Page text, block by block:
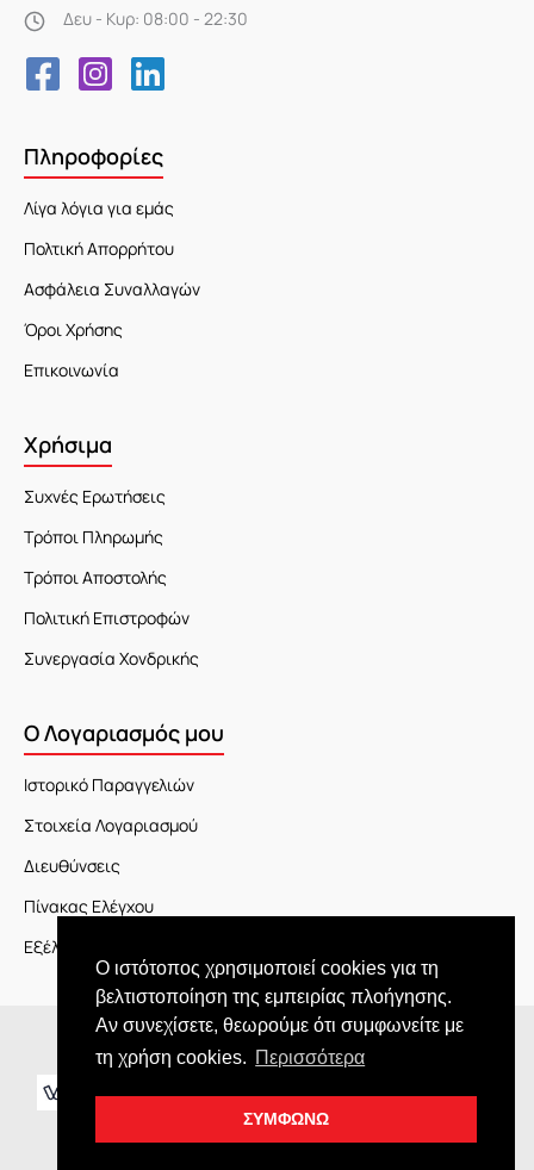
Ο ιστότοπος χρησιμοποιεί cookies για τη
βελτιστοποίηση της εμπειρίας πλοήγησης.
Αν συνεχίσετε, θεωρούμε ότι συμφωνείτε με
τη χρήση cookies. Περισσότερα
ΣΥΜΦΩΝΩ
Δευ - Κυρ: 08:00 - 22:30
Πληροφορίες
Λίγα λόγια για εμάς
Πολτική Απορρήτου
Ασφάλεια Συναλλαγών
Όροι Χρήσης
Επικοινωνία
Χρήσιμα
Συχνές Ερωτήσεις
Τρόποι Πληρωμής
Τρόποι Αποστολής
Πολιτική Επιστροφών
Συνεργασία Χονδρικής
Ο Λογαριασμός μου
Ιστορικό Παραγγελιών
Στοιχεία Λογαριασμού
Διευθύνσεις
Πίνακας Ελέγχου
Εξέλιξη Παραγγελίας
Copyright © 2026 JOY market